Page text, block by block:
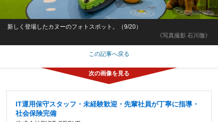
《写真撮影 石川徹》
新しく登場したカヌーのフォトスポット。（9/20）
この記事へ戻る
IT運用保守スタッフ・未経験歓迎・先輩社員が丁寧に指導・
社会保険完備